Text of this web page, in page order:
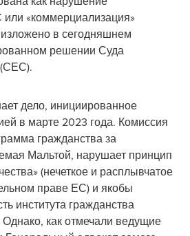
или «коммерциализация»
изложено в сегодняшнем
решении Суда
дело, инициированное
в марте 2023 года. Комиссия
гражданства за
Мальтой, нарушает принцип
(нечеткое и расплывчатое
праве ЕС) и якобы
института гражданства
как отмечали ведущие